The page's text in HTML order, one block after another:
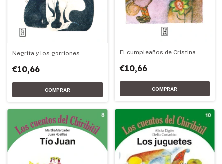
Negrita y los gorriones
€10,66
El cumpleaños de Cristina
€10,66